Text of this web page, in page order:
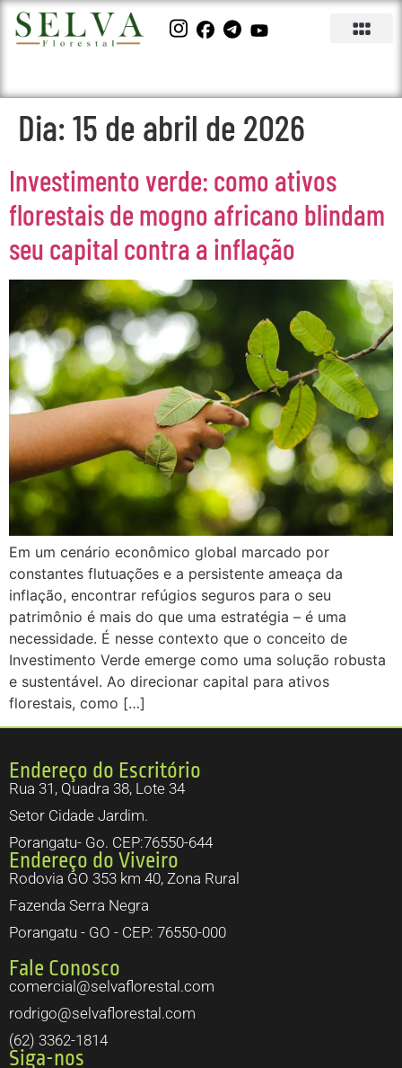
Dia:15 de abril de 2026
Investimento verde: como ativos
florestais de mogno africano blindam
seu capital contra a inflação
Em um cenário econômico global marcado por
constantes flutuações e a persistente ameaça da
inflação, encontrar refúgios seguros para o seu
patrimônio é mais do que uma estratégia – é uma
necessidade. É nesse contexto que o conceito de
Investimento Verde emerge como uma solução robusta
e sustentável. Ao direcionar capital para ativos
florestais, como […]
Endereço do Escritório
Rua 31, Quadra 38, Lote 34
Setor Cidade Jardim.
Porangatu- Go. CEP:76550-644
Endereço do Viveiro
Rodovia GO 353 km 40, Zona Rural
Fazenda Serra Negra
Porangatu - GO - CEP: 76550-000
Fale Conosco
comercial@selvaflorestal.com
rodrigo@selvaflorestal.com
(62) 3362-1814
Siga-nos